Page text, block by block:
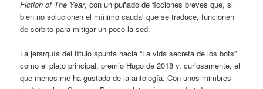
Fiction of The Year, con un puñado de ficciones breves que, si
bien no solucionen el mínimo caudal que se traduce, funcionen
de sorbito para mitigar un poco la sed.
La jerarquía del título apunta hacia “La vida secreta de los bots”
como el plato principal, premio Hugo de 2018 y, curiosamente, el
que menos me ha gustado de la antología. Con unos mimbres